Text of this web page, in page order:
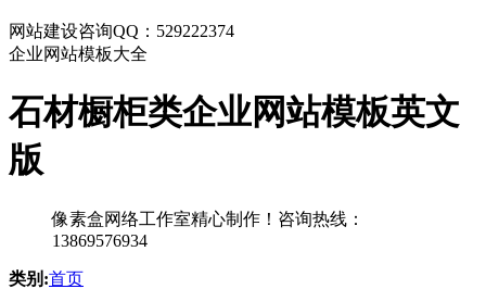
网站建设咨询QQ：529222374
企业网站模板大全
石材橱柜类企业网站模板英文
版
像素盒网络工作室精心制作！咨询热线：
13869576934
类别:首页